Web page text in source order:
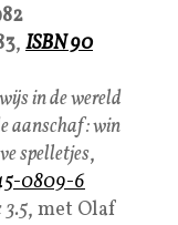
, ISBN90
in de wereld
aanschaf : win
spelletjes,
0809-6
, met Olaf